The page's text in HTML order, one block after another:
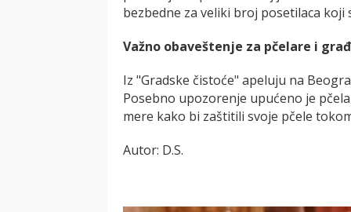
bezbedne za veliki broj posetilaca koji
Važno obaveštenje za pčelare i
Iz "Gradske čistoće" apeluju na
Posebno upozorenje upućeno je
mere kako bi zaštitili svoje pčele
Autor: D.S.